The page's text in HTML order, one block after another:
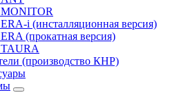
i (инсталляционная версия)
(прокатная версия)
(производство КНР)